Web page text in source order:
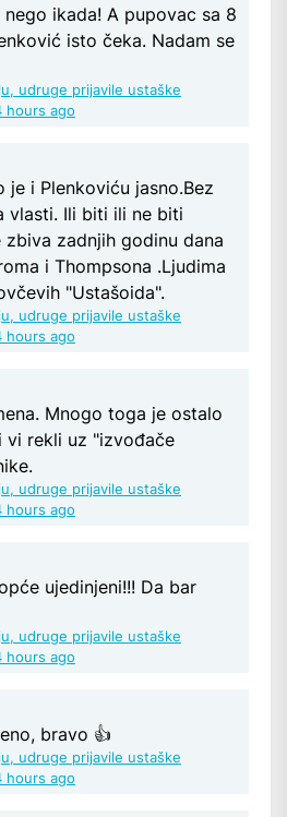
nego ikada! A pupovac sa 8
isto čeka. Nadam se
udruge prijavile ustaške
hours ago
je i Plenkoviću jasno.Bez
vlasti. Ili biti ili ne biti
zbiva zadnjih godinu dana
i Thompsona .Ljudima
"Ustašoida".
udruge prijavile ustaške
hours ago
Mnogo toga je ostalo
vi rekli uz "izvođače
udruge prijavile ustaške
hours ago
ujedinjeni!!! Da bar
udruge prijavile ustaške
hours ago
bravo 👍
udruge prijavile ustaške
hours ago